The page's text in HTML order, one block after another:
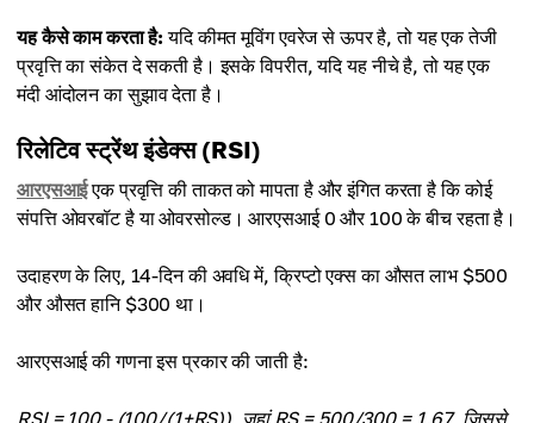
यह कैसे काम करता है: यदि कीमत मूविंग एवरेज से ऊपर है, तो यह एक तेजी
प्रवृत्ति का संकेत दे सकती है। इसके विपरीत, यदि यह नीचे है, तो यह एक
मंदी आंदोलन का सुझाव देता है।
रिलेटिव स्ट्रेंथ इंडेक्स (RSI)
आरएसआईएक प्रवृत्ति की ताकत को मापता है और इंगित करता है कि कोई
संपत्ति ओवरबॉट है या ओवरसोल्ड। आरएसआई 0 और 100 के बीच रहता है।
उदाहरण के लिए, 14-दिन की अवधि में, क्रिप्टो एक्स का औसत लाभ $500
और औसत हानि $300 था।
आरएसआई की गणना इस प्रकार की जाती है:
RSI = 100 - (100/(1+RS)), जहां RS = 500/300 = 1.67, जिससे